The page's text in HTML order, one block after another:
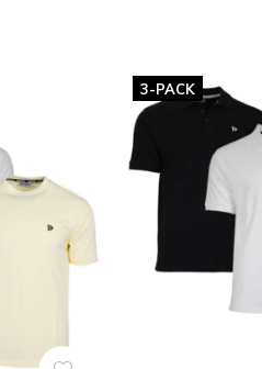
3-PACK